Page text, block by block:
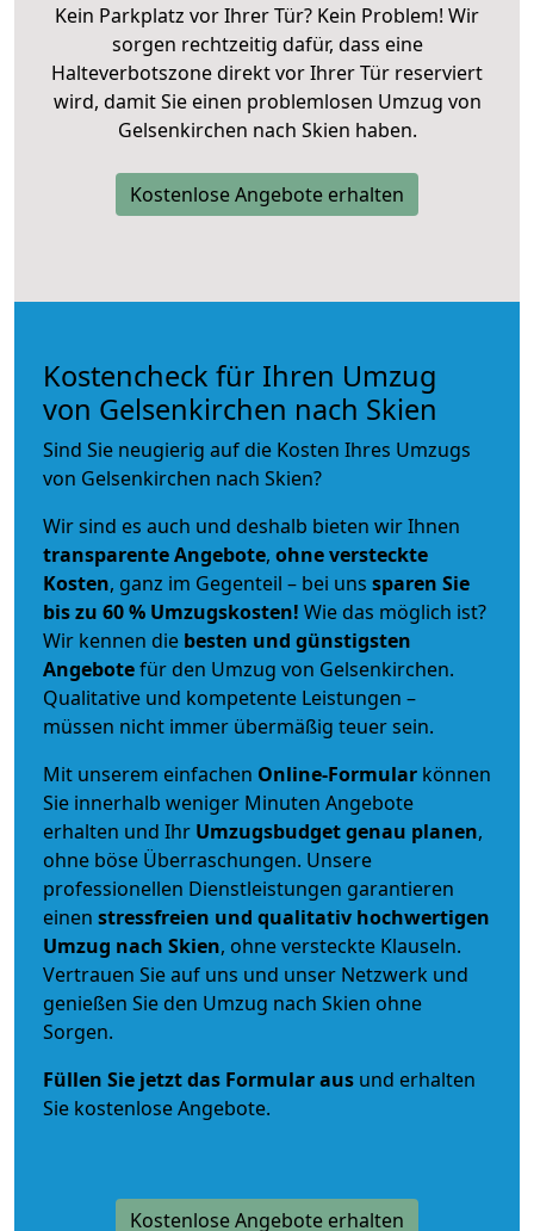
Kein Parkplatz vor Ihrer Tür? Kein Problem! Wir
sorgen rechtzeitig dafür, dass eine
Halteverbotszone direkt vor Ihrer Tür reserviert
wird, damit Sie einen problemlosen Umzug von
Gelsenkirchen nach Skien haben.
Kostenlose Angebote erhalten
Kostencheck für Ihren Umzug
von Gelsenkirchen nach Skien
Sind Sie neugierig auf die Kosten Ihres Umzugs
von Gelsenkirchen nach Skien?
Wir sind es auch und deshalb bieten wir Ihnen
transparente Angebote, ohne versteckte
Kosten, ganz im Gegenteil – bei uns sparen Sie
bis zu 60 % Umzugskosten! Wie das möglich ist?
Wir kennen die besten und günstigsten
Angebotefür den Umzug von Gelsenkirchen.
Qualitative und kompetente Leistungen –
müssen nicht immer übermäßig teuer sein.
Mit unserem einfachen Online-Formular können
Sie innerhalb weniger Minuten Angebote
erhalten und Ihr Umzugsbudgetgenau planen,
ohne böse Überraschungen. Unsere
professionellen Dienstleistungen garantieren
einen stressfreien und qualitativ hochwertigen
Umzug nach Skien, ohne versteckte Klauseln.
Vertrauen Sie auf uns und unser Netzwerk und
genießen Sie den Umzug nach Skien ohne
Sorgen.
Füllen Sie jetzt das Formular aus und erhalten
Sie kostenlose Angebote.
Kostenlose Angebote erhalten